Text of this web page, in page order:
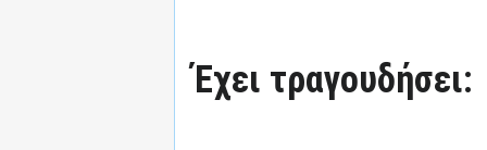
Έχει τραγουδήσει: